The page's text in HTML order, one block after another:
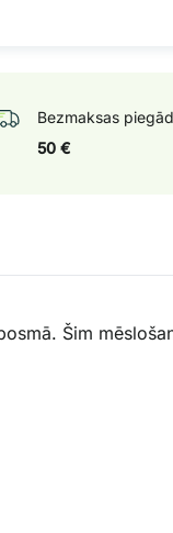
Bezmaksas
50 €
Šim